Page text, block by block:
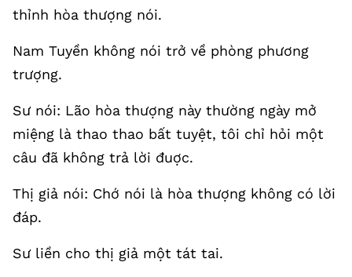
thỉnh hòa thượng nói.
Nam Tuyền không nói trở về phòng phương
trượng.
Sư nói: Lão hòa thượng này thường ngày mở
miệng là thao thao bất tuyệt, tôi chỉ hỏi một
câu đã không trả lời đuợc.
Thị giả nói: Chớ nói là hòa thượng không có lời
đáp.
Sư liền cho thị giả một tát tai.